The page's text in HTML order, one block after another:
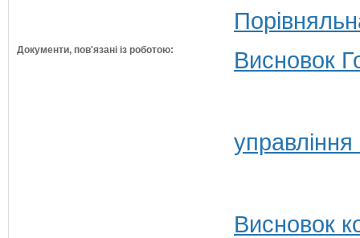
Документи, пов'язані із роботою: Висновок
Висновок